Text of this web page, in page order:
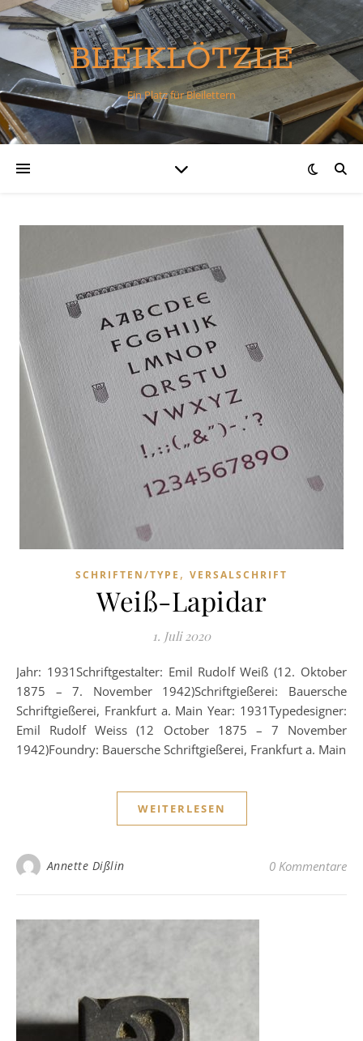
BLEIKLÖTZLE
Ein Platz für Bleilettern
SCHRIFTEN/TYPE , VERSALSCHRIFT
Weiß-Lapidar
1. Juli 2020
Jahr: 1931Schriftgestalter: Emil Rudolf Weiß (12. Oktober
1875 – 7. November 1942)Schriftgießerei: Bauersche
Schriftgießerei, Frankfurt a. Main Year: 1931Typedesigner:
Emil Rudolf Weiss (12 October 1875 – 7 November
1942)Foundry: Bauersche Schriftgießerei, Frankfurt a. Main
WEITERLESEN
Annette Dißlin 0 Kommentare